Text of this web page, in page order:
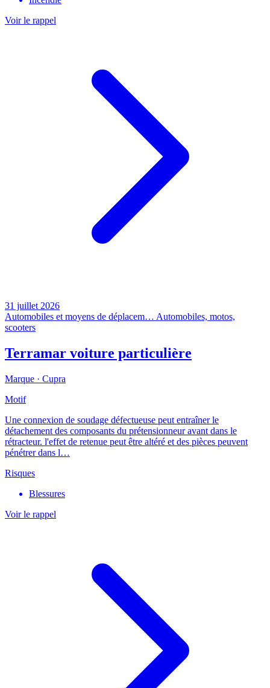
Voir le rappel
31 juillet 2026
Automobiles et moyens de déplacem… Automobiles, motos,
scooters
Terramar voiture particulière
Marque · Cupra
Motif
Une connexion de soudage défectueuse peut entraîner le
détachement des composants du prétensionneur avant dans le
rétracteur. l'effet de retenue peut être altéré et des pièces peuvent
pénétrer dans l…
Risques
Blessures
Voir le rappel